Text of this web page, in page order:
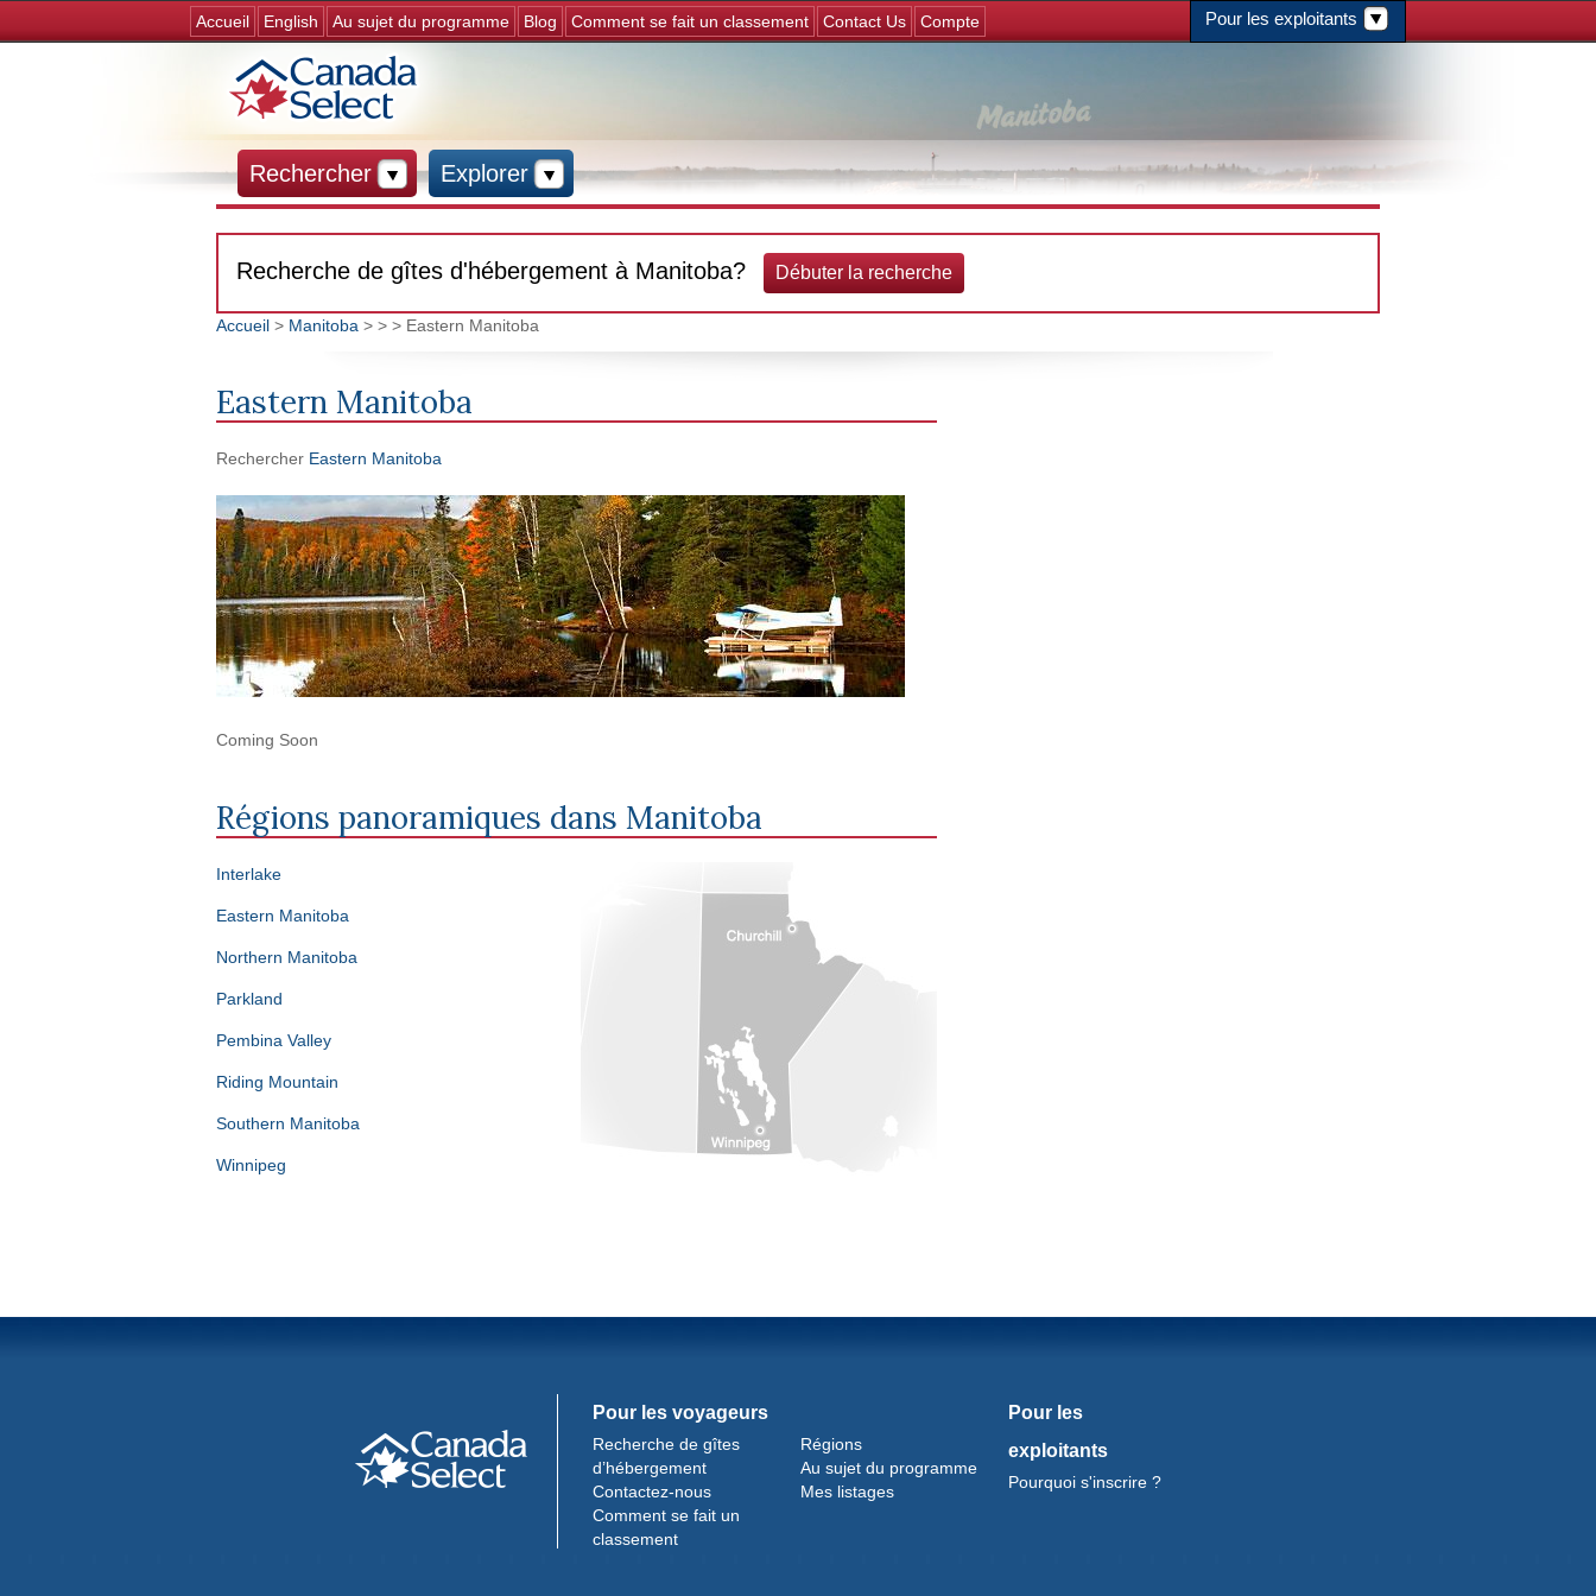
Jump to navigation
Accueil English Au sujet du programme Blog Pour les exploitants
Comment se fait un classement Contact Us Compte
Rechercher Explorer
Recherche de gîtes d'hébergement à Manitoba? Débuter la recherche
Accueil > Manitoba > > > Eastern Manitoba
Eastern Manitoba
Rechercher Eastern Manitoba
Coming Soon
Régions panoramiques dans Manitoba
Interlake
Eastern Manitoba
Northern Manitoba
Parkland
Pembina Valley
Riding Mountain
Southern Manitoba
Winnipeg
Pour les voyageurs
Recherche de gîtes
d’hébergement
Régions
Au sujet du programme
Contactez-nous
Mes listages
Comment se fait un
classement
Pour les
exploitants
Pourquoi s'inscrire ?